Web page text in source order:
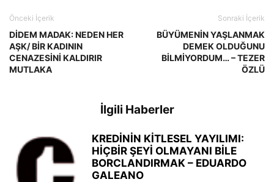
Önceki İçerik
DİDEM MADAK: NEDEN HER
AŞK/ BİR KADININ
CENAZESİNİ KALDIRIR
MUTLAKA
Sonraki İçerik
BÜYÜMENİN YAŞLANMAK
DEMEK OLDUĞUNU
BİLMİYORDUM… – TEZER
ÖZLÜ
İlgili Haberler
KREDİNİN KİTLESEL YAYILIMI:
HİÇBİR ŞEYİ OLMAYANI BİLE
BORCLANDIRMAK – EDUARDO
GALEANO